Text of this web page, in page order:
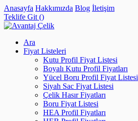
Anasayfa Hakkımızda Blog İletişim
Teklife Git ()
Ara
Fiyat Listeleri
Kutu Profil Fiyat Listesi
Boyalı Kutu Profil Fiyatları
Yücel Boru Profil Fiyat Listesi
Siyah Sac Fiyat Listesi
Çelik Hasır Fiyatları
Boru Fiyat Listesi
HEA Profil Fiyatları